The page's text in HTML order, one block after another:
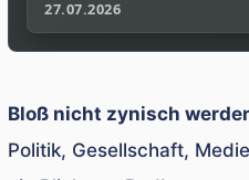
27.07.2026
Bloß nicht zynisch
Politik, Gesellschaft,